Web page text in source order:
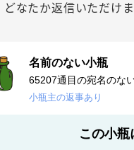
どなたか返信いただけ
名前のない小瓶
65207通目の宛名のな
小瓶主の返事あり
この小瓶